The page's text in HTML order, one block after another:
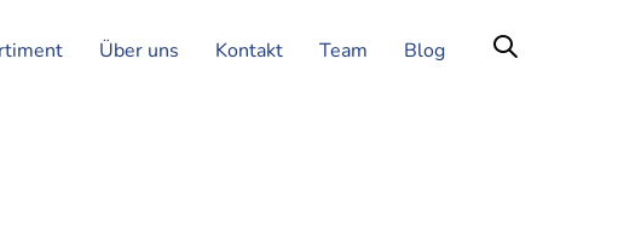
Über uns Kontakt Team Blog